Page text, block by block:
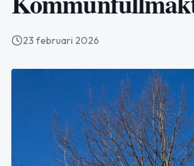
23 februari 2026